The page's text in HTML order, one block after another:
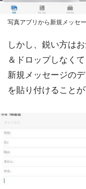
写真アプリから新規メッセ
しかし、鋭い方は
＆ドロップしなく
新規メッセージの
を貼り付けることが